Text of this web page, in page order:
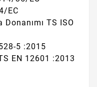
EC
TS ISO
5 :2015
EN 12601 :2013